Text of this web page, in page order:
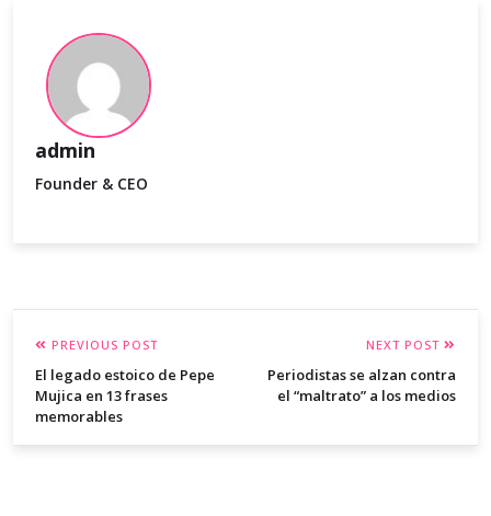
admin
Founder & CEO
PREVIOUS POST
El legado estoico de Pepe
Mujica en 13 frases
memorables
NEXT POST
Periodistas se alzan contra
el “maltrato” a los medios